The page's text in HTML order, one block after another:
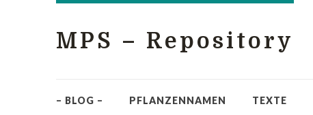
MPS – Repository
– BLOG – PFLANZENNAMEN TEXTE